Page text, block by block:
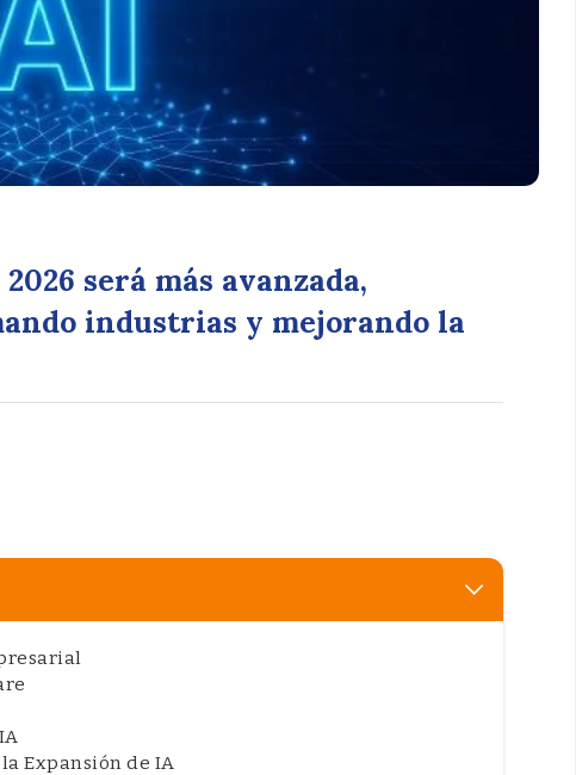
será más avanzada,
industrias y mejorando la
Expansión de IA